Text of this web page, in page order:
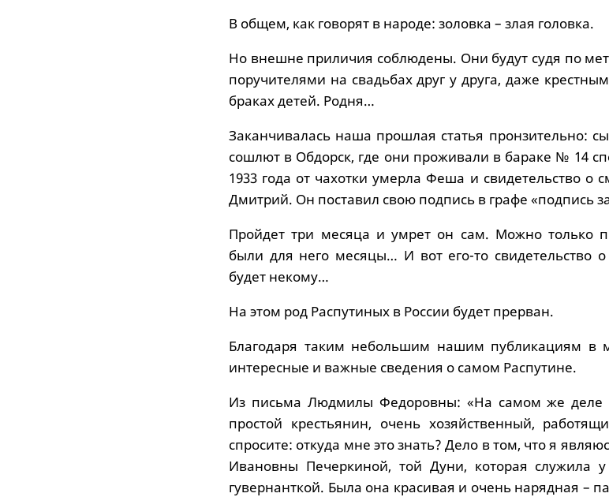
В общем, как говорят в народе: золовка – злая головка.
Но внешне приличия соблюдены. Они будут судя по
поручителями на свадьбах друг у друга, даже
браках детей. Родня…
Заканчивалась наша прошлая статья пронзительно:
сошлют в Обдорск, где они проживали в бараке № 14
1933 года от чахотки умерла Феша и свидетельство о
Дмитрий. Он поставил свою подпись в графе «подпись
Пройдет три месяца и умрет он сам. Можно только
были для него месяцы… И вот его-то свидетельство
будет некому…
На этом род Распутиных в России будет прерван.
Благодаря таким небольшим нашим публикациям в
интересные и важные сведения о самом Распутине.
Из письма Людмилы Федоровны: «На самом же деле
простой крестьянин, очень хозяйственный,
спросите: откуда мне это знать? Дело в том, что я
Ивановны Печеркиной, той Дуни, которая служила
гувернанткой. Была она красивая и очень нарядная –